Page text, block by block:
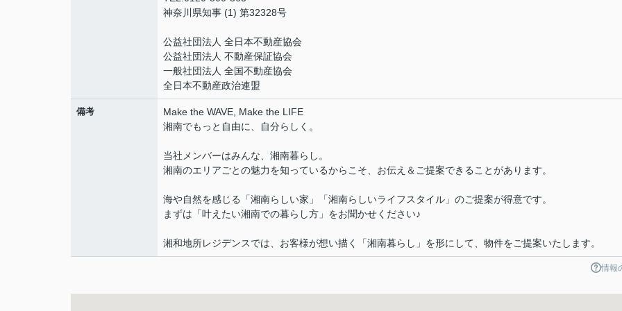
神奈川県知事 (1) 第32328号
公益社団法人 全日本不動産協会
公益社団法人 不動産保証協会
一般社団法人 全国不動産協会
全日本不動産政治連盟
備考
Make the WAVE, Make the LIFE
湘南でもっと自由に、自分らしく。
当社メンバーはみんな、湘南暮らし。
湘南のエリアごとの魅力を知っているからこそ、お伝え＆ご提案できることがあります。
海や自然を感じる「湘南らしい家」「湘南らしいライフスタイル」のご提案が得意です。
まずは「叶えたい湘南での暮らし方」をお聞かせください♪
湘和地所レジデンスでは、お客様が想い描く「湘南暮らし」を形にして、物件をご提案いたします。
情報